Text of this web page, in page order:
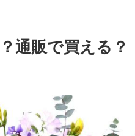
通販で買える？